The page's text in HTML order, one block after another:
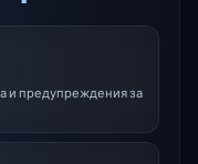
и предупреждения за